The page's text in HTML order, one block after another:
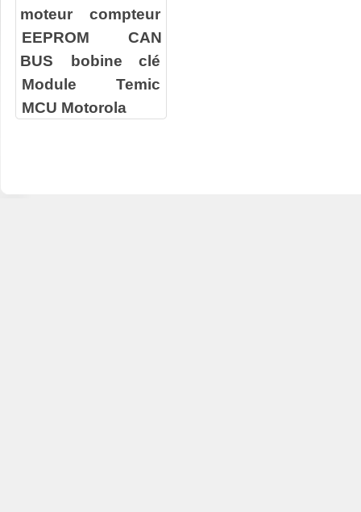
moteur compteur
EEPROM
CAN
BUS
bobine clé
Module Temic
MCU Motorola